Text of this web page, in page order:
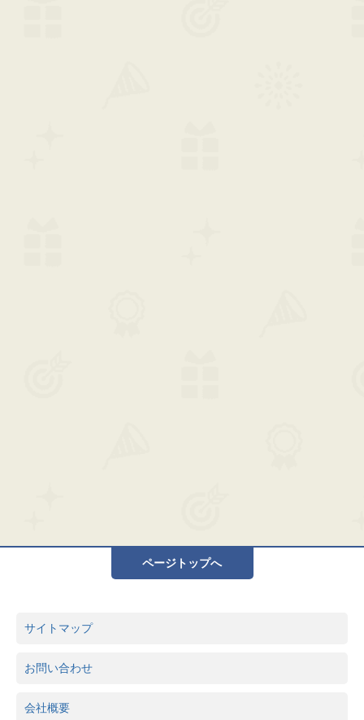
ページトップへ
サイトマップ
お問い合わせ
会社概要